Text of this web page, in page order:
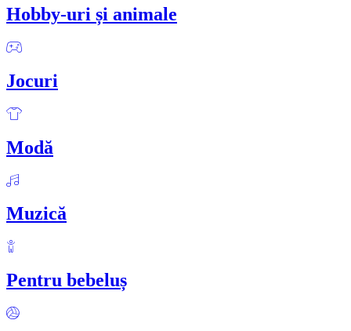
Hobby-uri și animale
Jocuri
Modă
Muzică
Pentru bebeluș